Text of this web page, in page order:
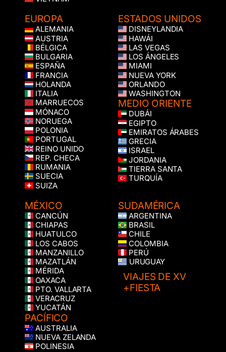
EUROPA
ALEMANIA
AUSTRIA
BÉLGICA
BULGARIA
ESPAÑA
FRANCIA
HOLANDA
ITALIA
MARRUECOS
MÓNACO
NORUEGA
POLONIA
PORTUGAL
REINO UNIDO
REP. CHECA
RUMANIA
SUECIA
SUIZA
ESTADOS UNIDOS
DISNEYLANDIA
HAWÁI
LAS VEGAS
LOS ÁNGELES
MIAMI
NUEVA YORK
ORLANDO
WASHINGTON
MEDIO ORIENTE
DUBÁI
EGIPTO
EMIRATOS ÁRABES
GRECIA
ISRAEL
JORDANIA
TIERRA SANTA
TURQUÍA
MÉXICO
CANCÚN
CHIAPAS
HUATULCO
LOS CABOS
MANZANILLO
MAZATLÁN
MÉRIDA
OAXACA
PTO. VALLARTA
VERACRUZ
YUCATÁN
PACÍFICO
AUSTRALIA
NUEVA ZELANDA
POLINESIA
SUDAMÉRICA
ARGENTINA
BRASIL
CHILE
COLOMBIA
PERÚ
URUGUAY
VIAJES DE XV
+FIESTA